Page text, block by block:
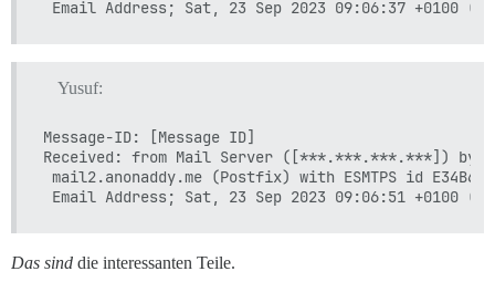
Yusuf:
Message-ID: [Message ID]
Received: from Mail Server ([***.***.***.***]) by
mail2.anonaddy.me (Postfix) with ESMTPS id
Das sind die interessanten Teile.